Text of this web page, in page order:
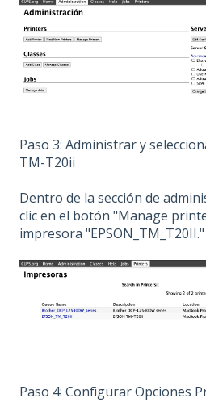
Paso 3: Administrar y
TM-T20ii
Dentro de la sección de
clic en el botón "Manage
impresora "EPSON_TM_T20II."
Paso 4: Configurar Opciones